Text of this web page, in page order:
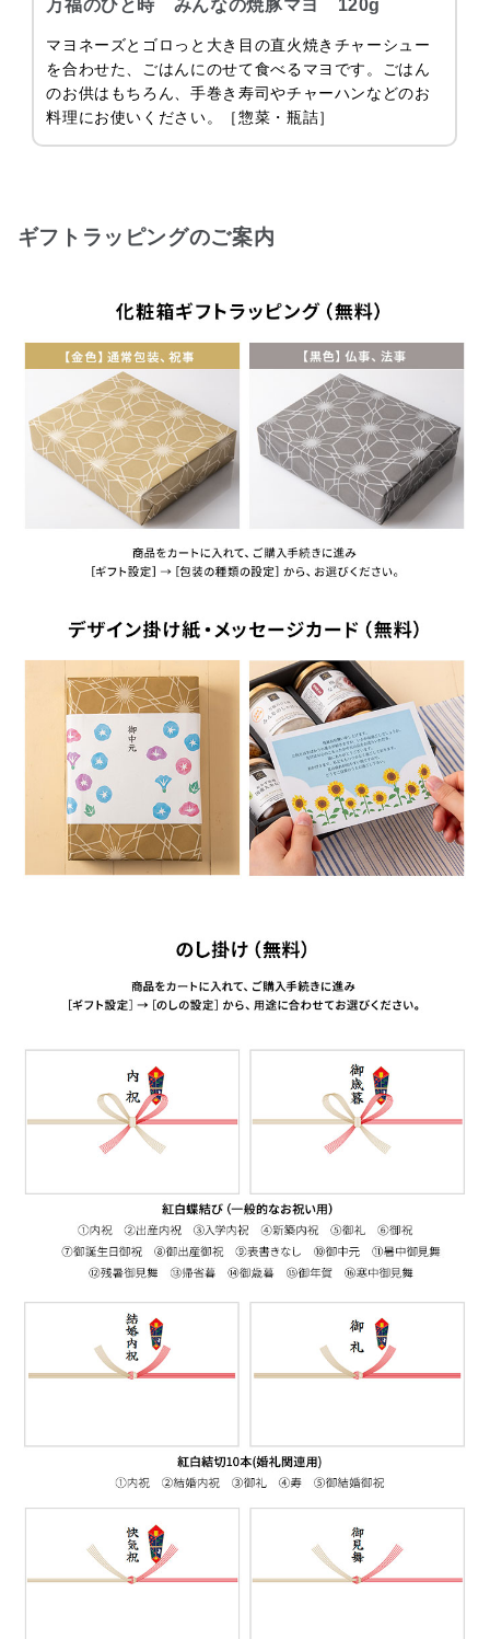
万福のひと時 みんなの焼豚マヨ 120g
マヨネーズとゴロっと大き目の直火焼きチャーシュー
を合わせた、ごはんにのせて食べるマヨです。ごはん
のお供はもちろん、手巻き寿司やチャーハンなどのお
料理にお使いください。［惣菜・瓶詰］
ギフトラッピングのご案内